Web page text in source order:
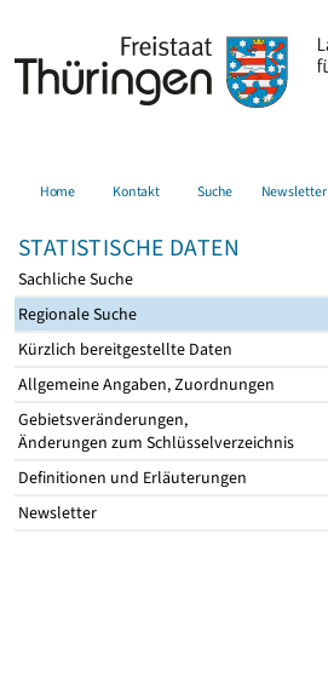
Home Kontakt Suche Newsletter
STATISTISCHE DATEN
Sachliche Suche
Regionale Suche
Kürzlich bereitgestellte Daten
Allgemeine Angaben, Zuordnungen
Gebietsveränderungen,
Änderungen zum Schlüsselverzeichnis
Definitionen und Erläuterungen
Newsletter